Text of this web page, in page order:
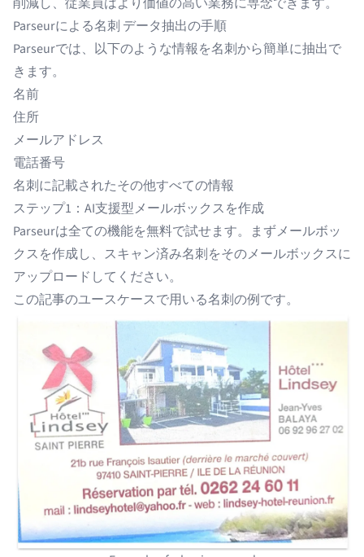
Parseurによる名刺 データ抽出の手順
Parseurでは、以下のような情報を名刺から簡単に抽出で
きます。
名前
住所
メールアドレス
電話番号
名刺に記載されたその他すべての情報
ステップ1：AI支援型メールボックスを作成
Parseurは全ての機能を無料で試せます。まずメールボッ
クスを作成し、スキャン済み名刺をそのメールボックスに
アップロードしてください。
この記事のユースケースで用いる名刺の例です。